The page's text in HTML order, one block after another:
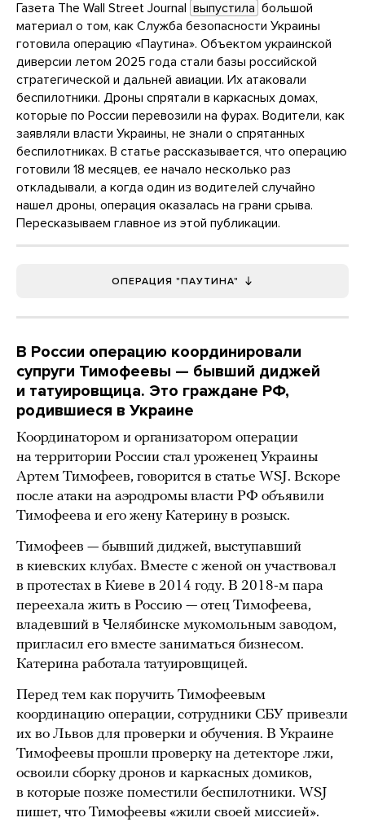
Газета The Wall Street Journal выпустила большой
материал о том, как Служба безопасности Украины
готовила операцию «Паутина». Объектом украинской
диверсии летом 2025 года стали базы российской
стратегической и дальней авиации. Их атаковали
беспилотники. Дроны спрятали в каркасных домах,
которые по России перевозили на фурах. Водители, как
заявляли власти Украины, не знали о спрятанных
беспилотниках. В статье рассказывается, что операцию
готовили 18 месяцев, ее начало несколько раз
откладывали, а когда один из водителей случайно
нашел дроны, операция оказалась на грани срыва.
Пересказываем главное из этой публикации.
ОПЕРАЦИЯ "ПАУТИНА"
В России операцию координировали
супруги Тимофеевы — бывший диджей
и татуировщица. Это граждане РФ,
родившиеся в Украине
Координатором и организатором операции
на территории России стал уроженец Украины
Артем Тимофеев, говорится в статье WSJ. Вскоре
после атаки на аэродромы власти РФ объявили
Тимофеева и его жену Катерину в розыск.
Тимофеев — бывший диджей, выступавший
в киевских клубах. Вместе с женой он участвовал
в протестах в Киеве в 2014 году. В 2018-м пара
переехала жить в Россию — отец Тимофеева,
владевший в Челябинске мукомольным заводом,
пригласил его вместе заниматься бизнесом.
Катерина работала татуировщицей.
Перед тем как поручить Тимофеевым
координацию операции, сотрудники СБУ привезли
их во Львов для проверки и обучения. В Украине
Тимофеевы прошли проверку на детекторе лжи,
освоили сборку дронов и каркасных домиков,
в которые позже поместили беспилотники. WSJ
пишет, что Тимофеевы «жили своей миссией».